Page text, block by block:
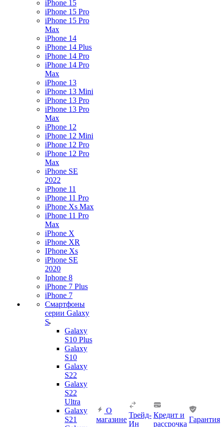
iPhone 15
iPhone 15 Pro
iPhone 15 Pro
Max
iPhone 14
iPhone 14 Plus
iPhone 14 Pro
iPhone 14 Pro
Max
iPhone 13
iPhone 13 Mini
iPhone 13 Pro
iPhone 13 Pro
Max
iPhone 12
iPhone 12 Mini
iPhone 12 Pro
iPhone 12 Pro
Max
iPhone SE
2022
iPhone 11
iPhone 11 Pro
iPhone Xs Max
iPhone 11 Pro
Max
iPhone X
iPhone XR
IPhone Xs
iPhone SE
2020
Iphone 8
iPhone 7 Plus
iPhone 7
Смартфоны
серии Galaxy
S
Galaxy
S10 Plus
Galaxy
S10
Galaxy
S22
Galaxy
S22
Ultra
Galaxy
S21
О
магазине
Трейд-
Ин
Кредит и
рассрочка
Гарантия